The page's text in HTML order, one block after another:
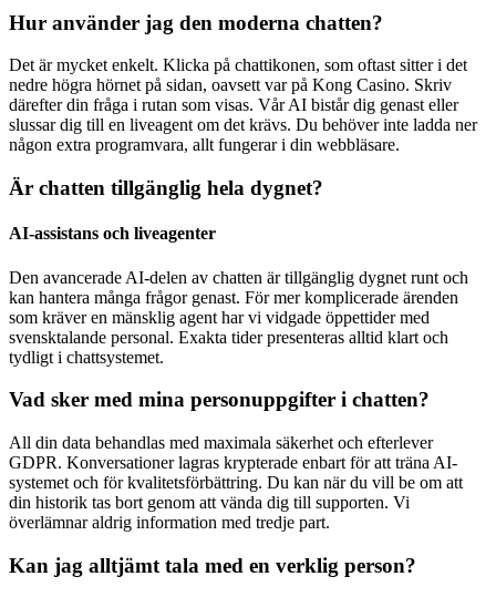
Hur använder jag den moderna chatten?
Det är mycket enkelt. Klicka på chattikonen, som oftast sitter i det
nedre högra hörnet på sidan, oavsett var på Kong Casino. Skriv
därefter din fråga i rutan som visas. Vår AI bistår dig genast eller
slussar dig till en liveagent om det krävs. Du behöver inte ladda ner
någon extra programvara, allt fungerar i din webbläsare.
Är chatten tillgänglig hela dygnet?
AI-assistans och liveagenter
Den avancerade AI-delen av chatten är tillgänglig dygnet runt och
kan hantera många frågor genast. För mer komplicerade ärenden
som kräver en mänsklig agent har vi vidgade öppettider med
svensktalande personal. Exakta tider presenteras alltid klart och
tydligt i chattsystemet.
Vad sker med mina personuppgifter i chatten?
All din data behandlas med maximala säkerhet och efterlever
GDPR. Konversationer lagras krypterade enbart för att träna AI-
systemet och för kvalitetsförbättring. Du kan när du vill be om att
din historik tas bort genom att vända dig till supporten. Vi
överlämnar aldrig information med tredje part.
Kan jag alltjämt tala med en verklig person?